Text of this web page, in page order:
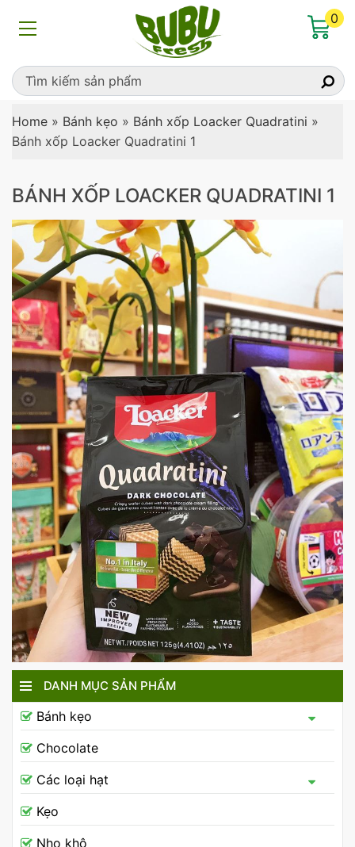
0
Home » Bánh kẹo » Bánh xốp Loacker Quadratini »
Bánh xốp Loacker Quadratini 1
BÁNH XỐP LOACKER QUADRATINI 1
DANH MỤC SẢN PHẨM
Bánh kẹo
Chocolate
Các loại hạt
Kẹo
Nho khô